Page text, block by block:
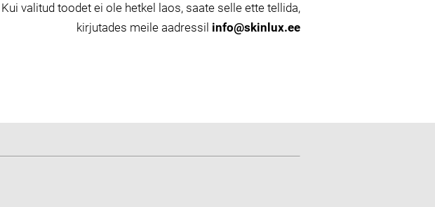
Kui valitud toodet ei ole hetkel laos, saate selle ette tellida,
kirjutades meile aadressil info@skinlux.ee